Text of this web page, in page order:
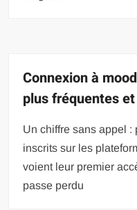
Connexion à
plus fréquentes
Un chiffre sans appel
inscrits sur les
voient leur premier
passe perdu